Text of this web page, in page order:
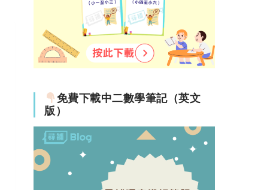
免費下載中二數學筆記（英文
版）